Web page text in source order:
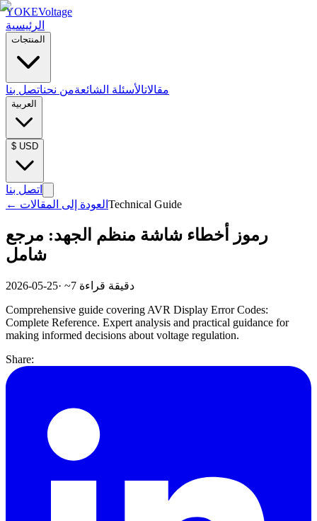
YOKEVoltage
الرئيسية
المنتجات
مقالاتالأسئلة الشائعةمن نحناتصل بنا
العربية
$ USD
اتصل بنا
← العودة إلى المقالات Technical Guide
رموز أخطاء شاشة منظم الجهد: مرجع
شامل
2026-05-25· ~7 دقيقة قراءة
Comprehensive guide covering AVR Display Error Codes:
Complete Reference. Expert analysis and practical guidance for
making informed decisions about voltage regulation.
Share: